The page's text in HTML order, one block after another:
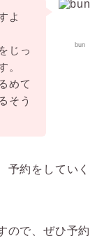
bun
よ
じっ
。
めて
そう
予約をしていく
ので、ぜひ予約